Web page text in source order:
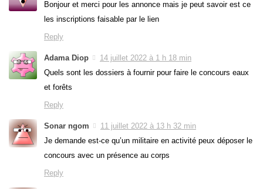
Bonjour et merci pour les annonce mais je peut savoir est ce
les inscriptions faisable par le lien
Reply
Adama Diop
14 juillet 2022 à 1 h 18 min
Quels sont les dossiers à fournir pour faire le concours eaux
et forêts
Reply
Sonar ngom
11 juillet 2022 à 13 h 32 min
Je demande est-ce qu’un militaire en activité peux déposer le
concours avec un présence au corps
Reply